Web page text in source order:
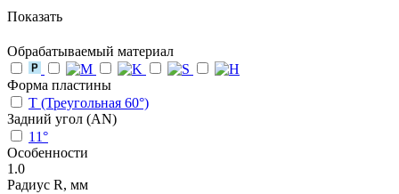
Показать
Обрабатываемый материал
Форма пластины
T (Треугольная 60°)
Задний угол (AN)
11°
Особенности
1.0
Радиус R, мм